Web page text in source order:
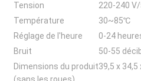
Tension
220-240
Température
30~85℃
Réglage de l'heure
0-24
Bruit
50-55
Dimensions du produit39,5 x 34,5